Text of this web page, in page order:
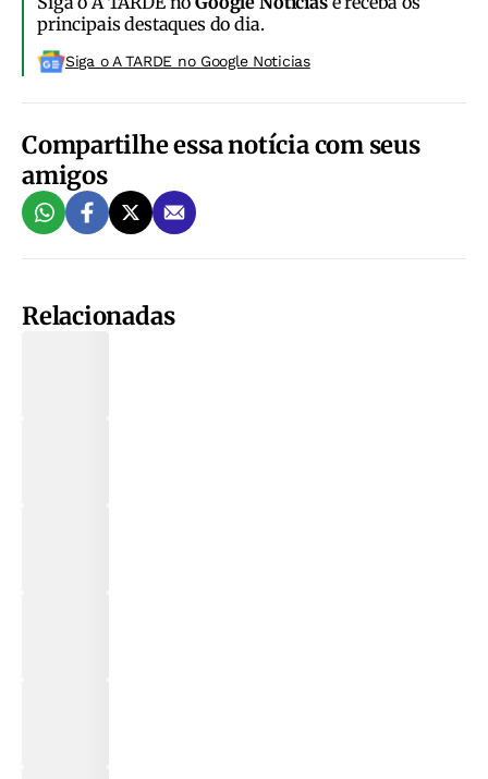
principais destaques do dia.
Siga o A TARDE no Google Noticias
Compartilhe essa notícia com seus
amigos
Relacionadas